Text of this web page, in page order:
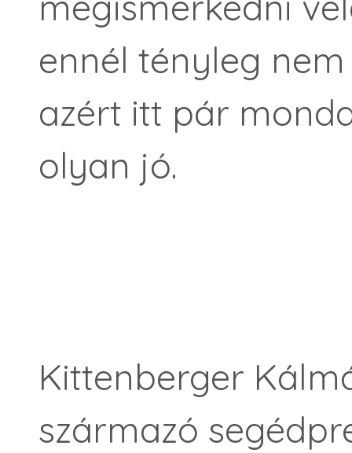
ennél tényleg
azért itt pár
olyan jó.
Kittenberger
származó